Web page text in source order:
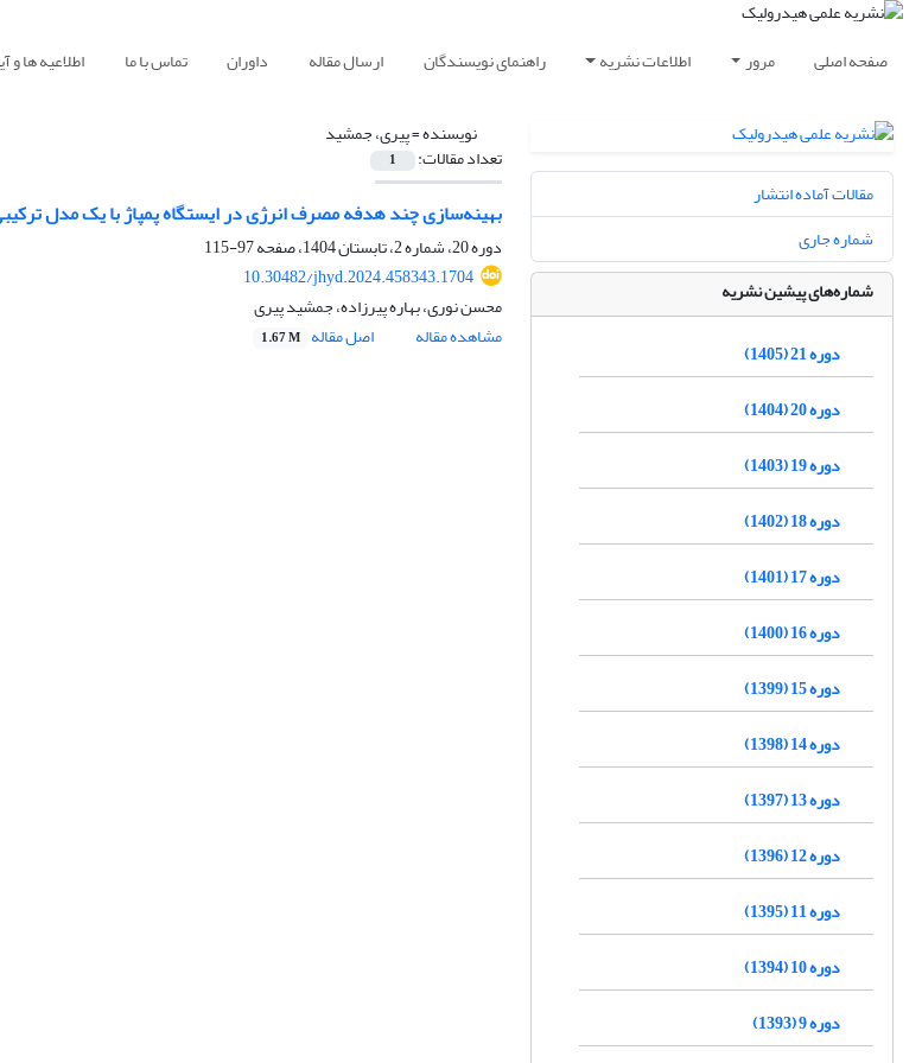
صفحه اصلی مرور اطلاعات نشریه راهنمای نویسندگان ارسال مقاله داوران تماس با ما اطلاعیه ها و
نویسنده =پیری، جمشید
تعداد مقالات: 1
بهینه‌سازی چند هدفه مصرف انرژی در ایستگاه پمپاژ با یک مدل
دوره 20، شماره 2، تابستان 1404، صفحه
97-115
10.30482/jhyd.2024.458343.1704
محسن نوری، بهاره پیرزاده، جمشید پیری
مشاهده مقاله
اصل مقاله 1.67 M
مقالات آماده انتشار
شماره جاری
شماره‌های پیشین نشریه
دوره 21 (1405)
دوره 20 (1404)
دوره 19 (1403)
دوره 18 (1402)
دوره 17 (1401)
دوره 16 (1400)
دوره 15 (1399)
دوره 14 (1398)
دوره 13 (1397)
دوره 12 (1396)
دوره 11 (1395)
دوره 10 (1394)
دوره 9 (1393)